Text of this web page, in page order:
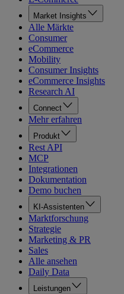
Market Insights
Alle Märkte
Consumer
eCommerce
Mobility
Consumer Insights
eCommerce Insights
Research AI
Connect
Mehr erfahren
Produkt
Rest API
MCP
Integrationen
Dokumentation
Demo buchen
KI-Assistenten
Marktforschung
Strategie
Marketing & PR
Sales
Alle ansehen
Daily Data
Leistungen